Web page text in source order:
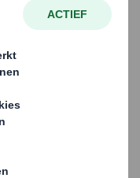
bij het
om te werken
de motivatie
bedrijven zelf, van